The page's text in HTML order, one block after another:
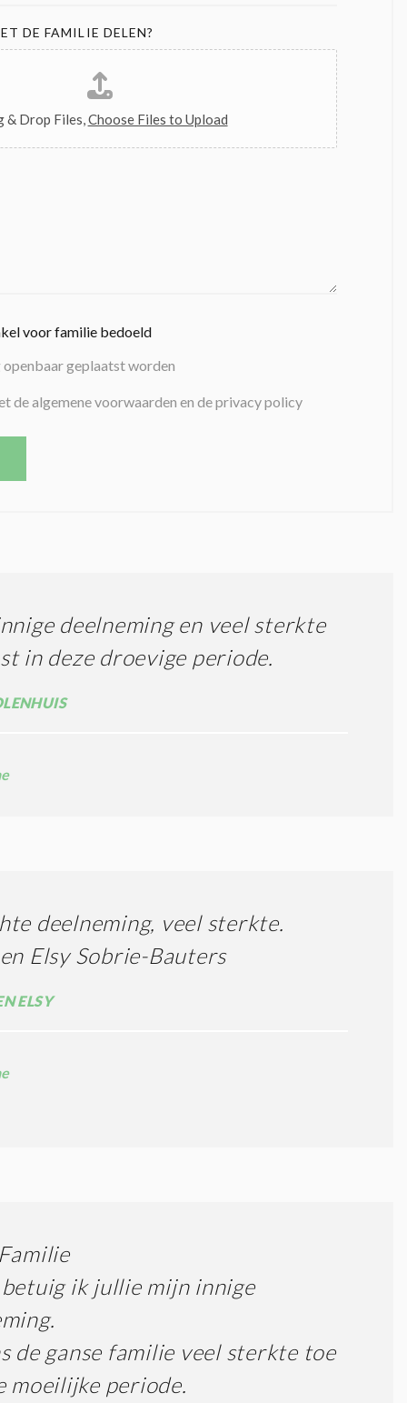
DE FAMILIE DELEN?
& Drop Files,Choose Files to Upload
voor familie bedoeld
geplaatst worden
de algemene voorwaarden en de privacy policy
deelneming en veel sterkte
in deze droevige periode.
deelneming, veel sterkte.
Elsy Sobrie-Bauters
ELSY
ik jullie mijn innige
de ganse familie veel sterkte toe
moeilijke periode.